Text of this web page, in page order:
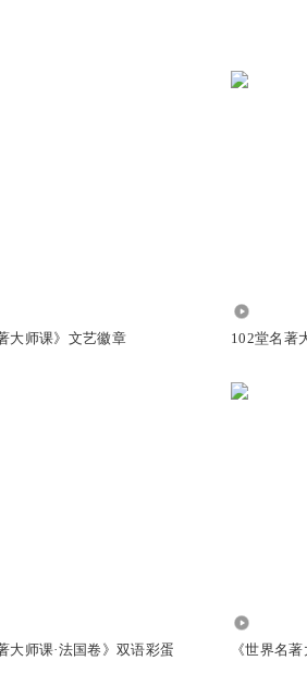
一下吗？
大师课》文艺徽章 102堂名著
大师课·法国卷》双语彩蛋 《世界名